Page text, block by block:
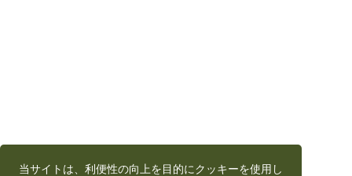
当サイトは、利便性の向上を目的にクッキーを使用し